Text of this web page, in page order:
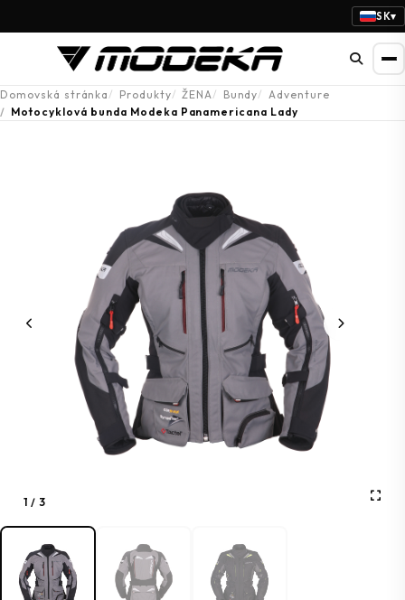
SK▾
Domovská stránka Produkty ŽENA Bundy
Adventure
Motocyklová bunda Modeka Panamericana Lady
1 / 3